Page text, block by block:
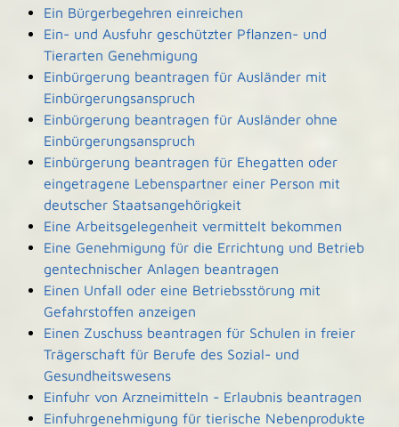
Ein Bürgerbegehren einreichen
Ein- und Ausfuhr geschützter Pflanzen- und
Tierarten Genehmigung
Einbürgerung beantragen für Ausländer mit
Einbürgerungsanspruch
Einbürgerung beantragen für Ausländer ohne
Einbürgerungsanspruch
Einbürgerung beantragen für Ehegatten oder
eingetragene Lebenspartner einer Person mit
deutscher Staatsangehörigkeit
Eine Arbeitsgelegenheit vermittelt bekommen
Eine Genehmigung für die Errichtung und Betrieb
gentechnischer Anlagen beantragen
Einen Unfall oder eine Betriebsstörung mit
Gefahrstoffen anzeigen
Einen Zuschuss beantragen für Schulen in freier
Trägerschaft für Berufe des Sozial- und
Gesundheitswesens
Einfuhr von Arzneimitteln - Erlaubnis beantragen
Einfuhrgenehmigung für tierische Nebenprodukte